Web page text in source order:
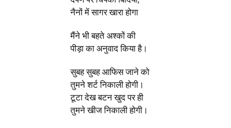
नैनों में सागर खारा होगा
मैंने भी बहते अश्कों की
पीड़ा का अनुवाद किया है।
सुबह सुबह आफिस जाने को
तुमने शर्ट निकाली होगी।
टूटा देख बटन खुद पर ही
तुमने खीज निकाली होगी।